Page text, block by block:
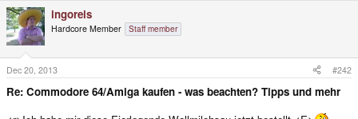
ingoreis
Hardcore Member Staff member
Dec 20, 2013 #242
Re: Commodore 64/Amiga kaufen - was beachten? Tipps und mehr